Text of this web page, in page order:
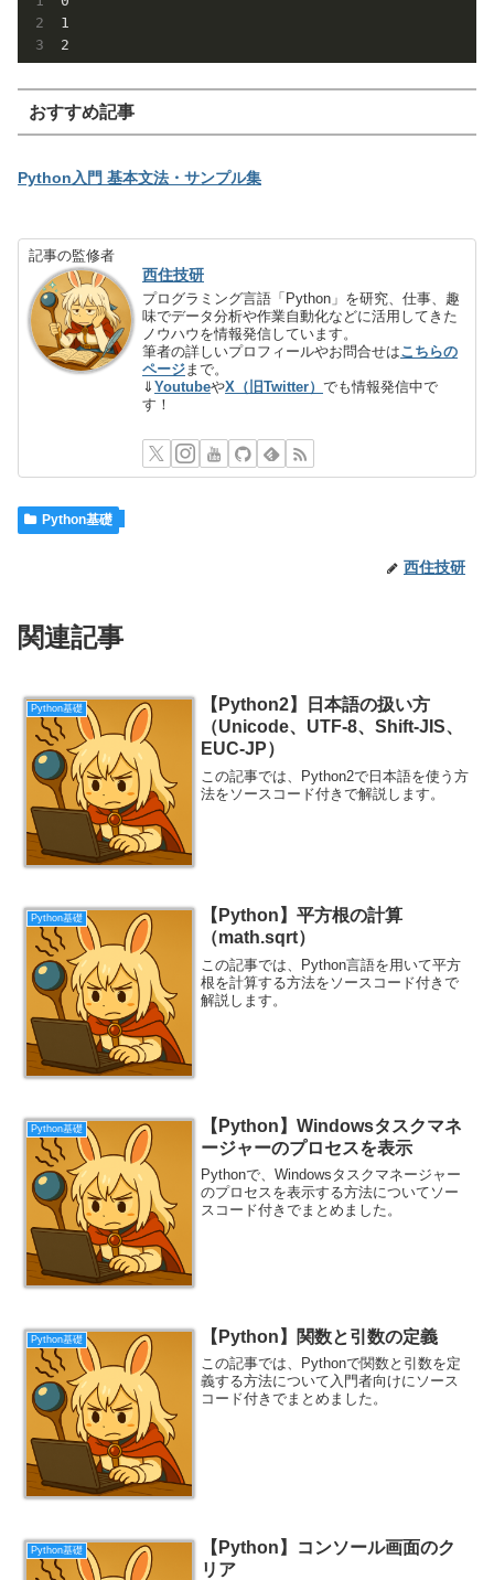
1
2
おすすめ記事
Python入門 基本文法・サンプル集
記事の監修者
西住技研
プログラミング言語「Python」を研究、仕事、趣
味でデータ分析や作業自動化などに活用してきた
ノウハウを情報発信しています。
筆者の詳しいプロフィールやお問合せはこちらの
ページまで。
⇓ YoutubeやX（旧Twitter）でも情報発信中で
す！
Python基礎
西住技研
関連記事
Python基礎
【Python2】日本語の扱い方
（Unicode、UTF-8、Shift-JIS、
EUC-JP）
この記事では、Python2で日本語を使う方
法をソースコード付きで解説します。
Python基礎
【Python】平方根の計算
（math.sqrt）
この記事では、Python言語を用いて平方
根を計算する方法をソースコード付きで
解説します。
Python基礎
【Python】Windowsタスクマネ
ージャーのプロセスを表示
Pythonで、Windowsタスクマネージャー
のプロセスを表示する方法についてソー
スコード付きでまとめました。
Python基礎 【Python】関数と引数の定義
この記事では、Pythonで関数と引数を定
義する方法について入門者向けにソース
コード付きでまとめました。
Python基礎
【Python】コンソール画面のク
リア